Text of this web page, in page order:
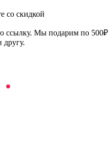
со скидкой
ссылку. Мы подарим по 500₽